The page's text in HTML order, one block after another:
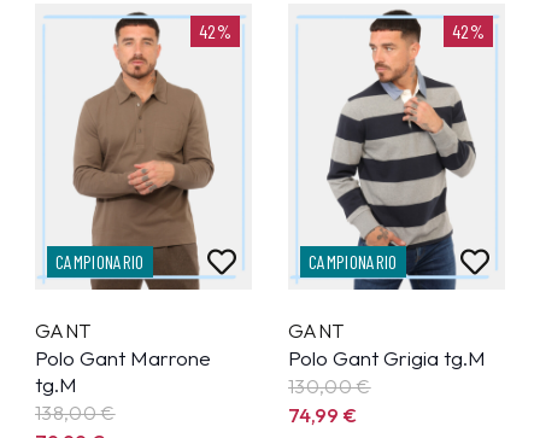
42%
CAMPIONARIO
GANT
Polo Gant Marrone
tg.M
138,00 €
42%
CAMPIONARIO
GANT
Polo Gant Grigia tg.M
130,00 €
74,99€